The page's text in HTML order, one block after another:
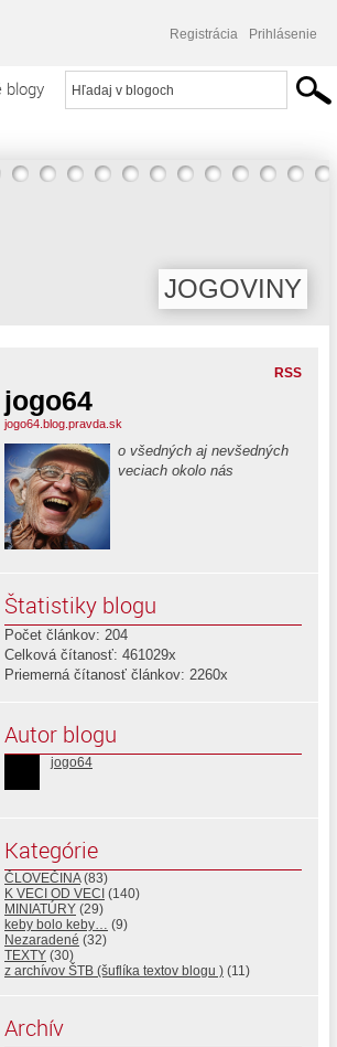
Registrácia Prihlásenie
blogy
JOGOVINY
RSS
jogo64
jogo64.blog.pravda.sk
o všedných aj nevšedných
veciach okolo nás
Štatistiky blogu
Počet článkov: 204
Celková čítanosť: 461029x
Priemerná čítanosť článkov: 2260x
Autor blogu
jogo64
Kategórie
ČLOVEČINA(83)
K VECI OD VECI (140)
MINIATÚRY (29)
keby bolo keby… (9)
Nezaradené (32)
TEXTY (30)
z archívov ŠTB (šuflíka textov blogu ) (11)
Archív